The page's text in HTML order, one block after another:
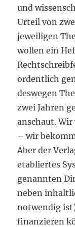
und
Urteil von
jeweiligen
wollen ein
ordentlich
deswegen
zwei Jahren
anschaut.
– wir
Aber der
etabliertes
genannten
neben
notwendig
finanzieren